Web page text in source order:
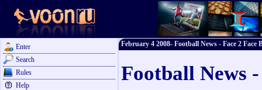
Enter
Search
Rules
Help
February 4 2008- Football News - Face 2 Face
Football News